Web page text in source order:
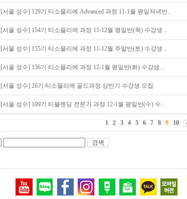
[서울 성수] 129기 티소믈리에 Advanced 과정 11-1월 평일저녁반..
[서울 성수] 154기 티소믈리에 과정 11-12월 평일반(목) 수강생 ..
[서울 성수] 155기 티소믈리에 과정 11-12월 주말반(토) 수강생 ..
[서울 성수] 156기 티소믈리에 과정 12-1월 평일반(화) 수강생 ..
[서울 성수] 26기 티소믈리에 골드과정 상반기 수강생 모집
[서울 성수] 109기 티블렌딩 전문가 과정 12-1월 평일반(수) 수..
1 2 3 4 5 6 7 8 9 10